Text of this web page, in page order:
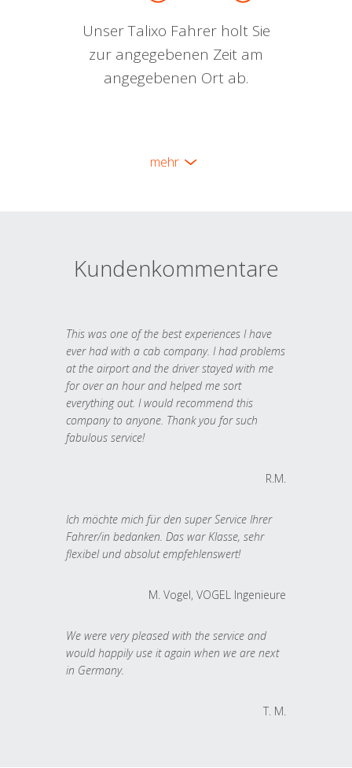
Unser Talixo Fahrer holt Sie
zur angegebenen Zeit am
angegebenen Ort ab.
mehr
Kundenkommentare
This was one of the best experiences I have
ever had with a cab company. I had problems
at the airport and the driver stayed with me
for over an hour and helped me sort
everything out. I would recommend this
company to anyone. Thank you for such
fabulous service!
R.M.
Ich möchte mich für den super Service Ihrer
Fahrer/in bedanken. Das war Klasse, sehr
flexibel und absolut empfehlenswert!
M. Vogel, VOGEL Ingenieure
We were very pleased with the service and
would happily use it again when we are next
in Germany.
T. M.